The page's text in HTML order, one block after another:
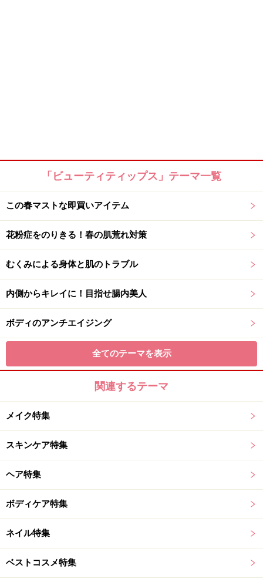
「ビューティティップス」テーマ一覧
この春マストな即買いアイテム
花粉症をのりきる！春の肌荒れ対策
むくみによる身体と肌のトラブル
内側からキレイに！目指せ腸内美人
ボディのアンチエイジング
全てのテーマを表示
関連するテーマ
メイク特集
スキンケア特集
ヘア特集
ボディケア特集
ネイル特集
ベストコスメ特集